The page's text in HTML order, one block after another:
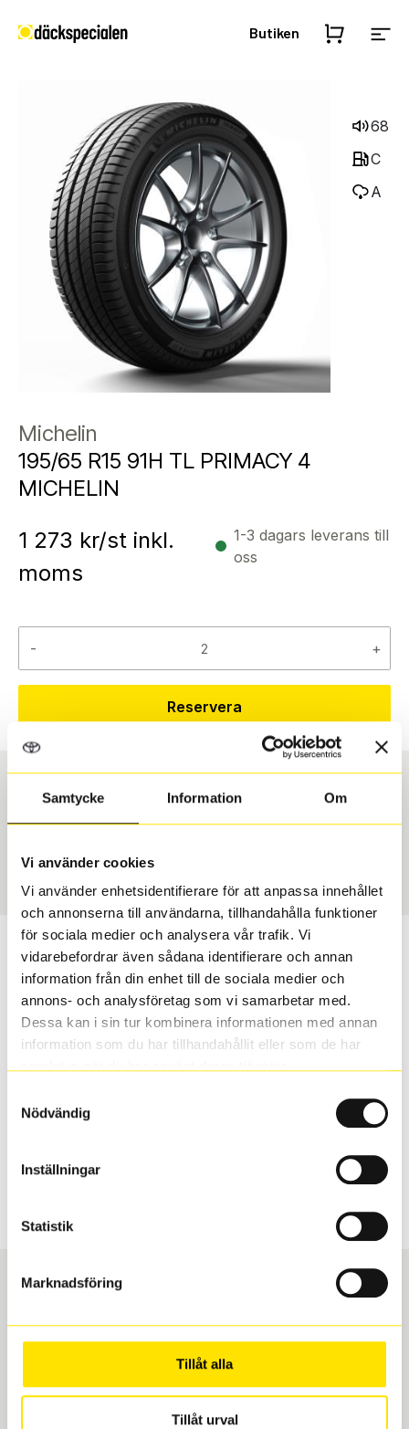
Samtycke Information Om
Vi använder cookies
Vi använder enhetsidentifierare för att anpassa innehållet
och annonserna till användarna, tillhandahålla funktioner
för sociala medier och analysera vår trafik. Vi
vidarebefordrar även sådana identifierare och annan
information från din enhet till de sociala medier och
annons- och analysföretag som vi samarbetar med.
Dessa kan i sin tur kombinera informationen med annan
information som du har tillhandahållit eller som de har
Nödvändig
Inställningar
Statistik
Marknadsföring
Tillåt alla
Tillåt urval
Butiken
68
C
A
Michelin
195/65 R15 91H TL PRIMACY 4
MICHELIN
1 273 kr/st inkl.
moms
1-3 dagars leverans till
oss
- +
Reservera
Däcktyp
Sommar
Däckstorlek
195/65 R 15 91H
2049
Passar detta däck min bil?
Ange registreringsnummer för att se om det däck du
valt passar din bilmodell. Om du köper däck som skall
sättas på dina befintliga fälgar, se till att kolla en extra
inte vara samma dimension som bilen hade ut från
Boka och hämta hos Däckspecialen
När du beställer dina nya däck eller fälgar hos oss
levereras de direkt till någon av våra däckverkstäder i
Göteborg. Välj mellan Hisingen (Bäckebol) eller